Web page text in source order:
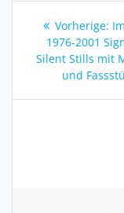
Vorherige:
1976-2001
Silent Stills mit
und